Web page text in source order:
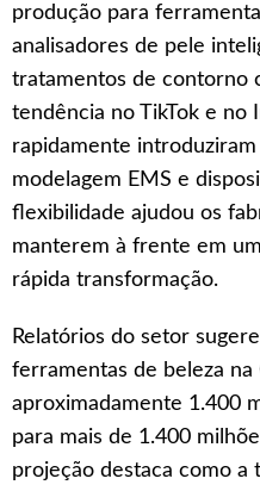
produção para
analisadores de pele
tratamentos de contorno
tendência no TikTok e no
rapidamente
modelagem EMS e
flexibilidade ajudou os
manterem à frente em
rápida transformação.
Relatórios do setor
ferramentas de beleza
aproximadamente 1.400
para mais de 1.400
projeção destaca como a